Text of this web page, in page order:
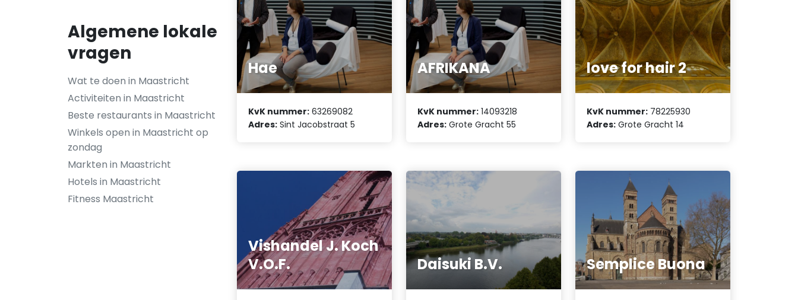
Algemene lokale
vragen
Wat te doen in Maastricht
Activiteiten in Maastricht
Beste restaurants in Maastricht
Winkels open in Maastricht op
zondag
Markten in Maastricht
Hotels in Maastricht
Fitness Maastricht
Hae
KvK nummer: 63269082
Adres: Sint Jacobstraat 5
AFRIKANA
KvK nummer: 14093218
Adres: Grote Gracht 55
love for hair 2
KvK nummer: 78225930
Adres: Grote Gracht 14
Vishandel J. Koch
V.O.F.
Daisuki B.V. Semplice Buona